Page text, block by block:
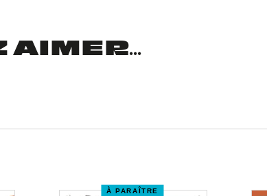
AIMER...
À PARAÎTRE